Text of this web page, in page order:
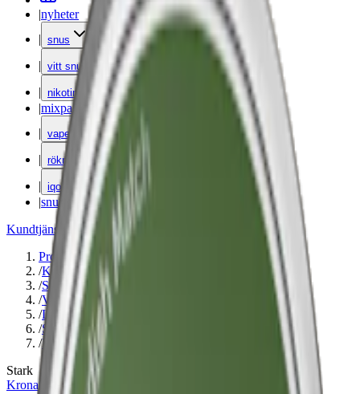
|nyheter
| snus
| vitt snus
| nikotinfritt
|mixpack
| vape
| rökning
| iqos
|snuskuriren
Kundtjänst
Varumärken
Produkter
/Kronan
/Snus
/Vit Portion
/Large
/Stark
/Blomma
Stark
Kronan